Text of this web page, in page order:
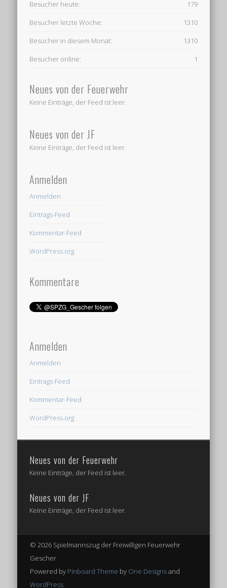
179
Besucher heute:
1310
Besucher letzte Woche:
1310
Besucher in diesem Monat:
1
Besucher online:
Neues von der Feuerwehr
Keine Einträge, der Feed ist leer.
Neues von der JF
Keine Einträge, der Feed ist leer.
Anmelden
Anmelden
Eintrags-Feed
Kommentar-Feed
WordPress.org
Kommentare
Anmelden
Anmelden
Eintrags-Feed
Kommentar-Feed
WordPress.org
Neues von der Feuerwehr
Keine Einträge, der Feed ist leer.
Neues von der JF
Keine Einträge, der Feed ist leer.
© 2026 Spielmannszug der Freiwilligen Feuerwehr
Gescher
Powered by Pinboard Theme by One Designsand
WordPress